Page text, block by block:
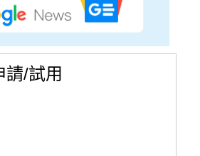
請/試用